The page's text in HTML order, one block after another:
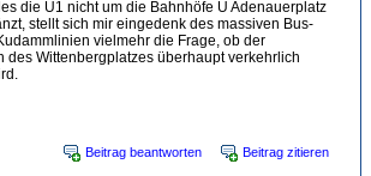
die U1 nicht um die Bahnhöfe U Adenauerplatz
stellt sich mir eingedenk des massiven Bus-
vielmehr die Frage, ob der
des Wittenbergplatzes überhaupt verkehrlich
Beitrag beantworten Beitrag zitieren